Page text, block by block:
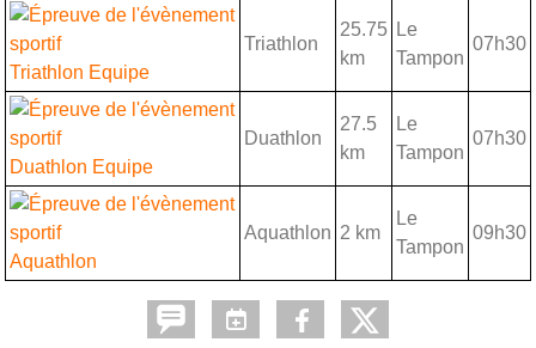
Triathlon Equipe
Triathlon
25.75
km
Le
Tampon
07h30
Duathlon Equipe
Duathlon
27.5
km
Le
Tampon
07h30
Aquathlon
Aquathlon 2 km
Le
Tampon
09h30